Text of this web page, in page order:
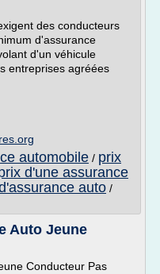
des conducteurs
d'assurance
d'un véhicule
entreprises agréées
automobile / prix
d'une assurance
auto /
Auto Jeune
Conducteur Pas